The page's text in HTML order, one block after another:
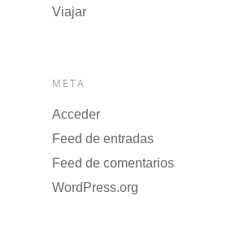
Viajar
META
Acceder
Feed de entradas
Feed de comentarios
WordPress.org